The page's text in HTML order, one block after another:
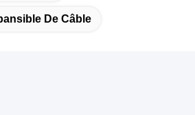
De Câble